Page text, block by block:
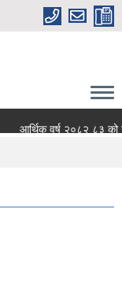
आर्थिक वर्ष २०८२ ८३ को खर्च